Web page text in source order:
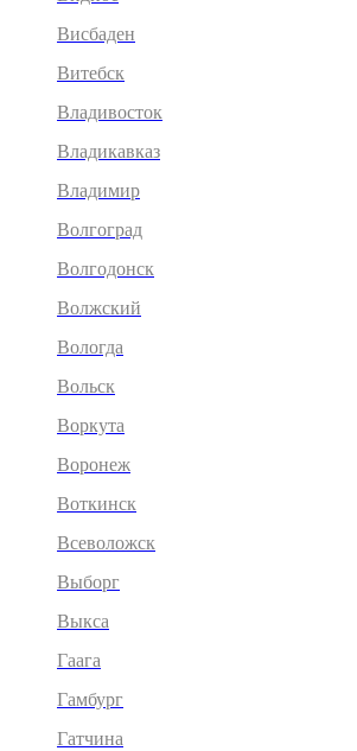
Висбаден
Витебск
Владивосток
Владикавказ
Владимир
Волгоград
Волгодонск
Волжский
Вологда
Вольск
Воркута
Воронеж
Воткинск
Всеволожск
Выборг
Выкса
Гаага
Гамбург
Гатчина